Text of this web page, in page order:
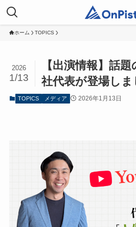
ホーム TOPICS
【出演情報】話
社代表が登場しま
2026
1/13
TOPICS メディア 2026年1月13日